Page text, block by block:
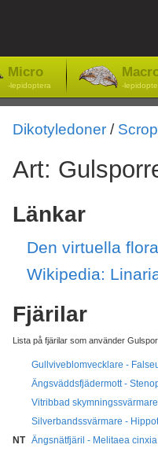
Micro
-lepidoptera -
Dikotyledoner/
Art:
Länkar
Den virtuella
Wikipedia:
Fjärilar
Lista på fjärilar som använder
Gullviveblomvecklare -
Ängsväddsfjädermott -
Vitribbad
Silverbandssvärmare -
NT
Ängsnätfjäril - Melitaea cinxia